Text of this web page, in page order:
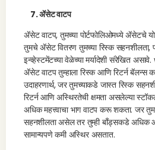
7. ॲसेट वाटप
ॲसेट वाटप, तुमच्या पोर्टफोलिओमध्ये ॲसेटचे
तुमचे ॲसेट वितरण तुमच्या रिस्क सहनशीलता,
इन्व्हेस्टमेंटच्या वेळेच्या मर्यादेशी संरेखित
ॲसेट वाटप तुम्हाला रिस्क आणि रिटर्न
उदाहरणार्थ, जर तुमच्याकडे जास्त रिस्क
रिटर्न आणि अस्थिरतेची क्षमता असलेल्या
अधिक महत्त्वाचा भाग वाटप करू शकता. जर
सहनशीलता असेल तर तुम्ही बाँड्सकडे अधिक
सामान्यपणे कमी अस्थिर असतात.